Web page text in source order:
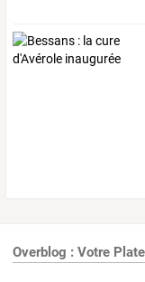
Overblog : Votre